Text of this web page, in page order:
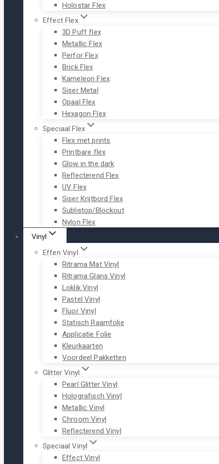
Holostar Flex
Effect Flex
3D Puff flex
Metallic Flex
Perfor Flex
Brick Flex
Kameleon Flex
Siser Metal
Opaal Flex
Hexagon Flex
Speciaal Flex
Flex met prints
Printbare flex
Glow in the dark
Reflecterend Flex
UV Flex
Siser Krijtbord Flex
Sublistop/Blockout
Nylon Flex
Vinyl
Effen Vinyl
Ritrama Mat Vinyl
Ritrama Glans Vinyl
Loklik Vinyl
Pastel Vinyl
Fluor Vinyl
Statisch Raamfolie
Applicatie Folie
Kleurkaarten
Voordeel Pakketten
Glitter Vinyl
Pearl Glitter Vinyl
Holografisch Vinyl
Metallic Vinyl
Chroom Vinyl
Reflecterend Vinyl
Speciaal Vinyl
Effect Vinyl